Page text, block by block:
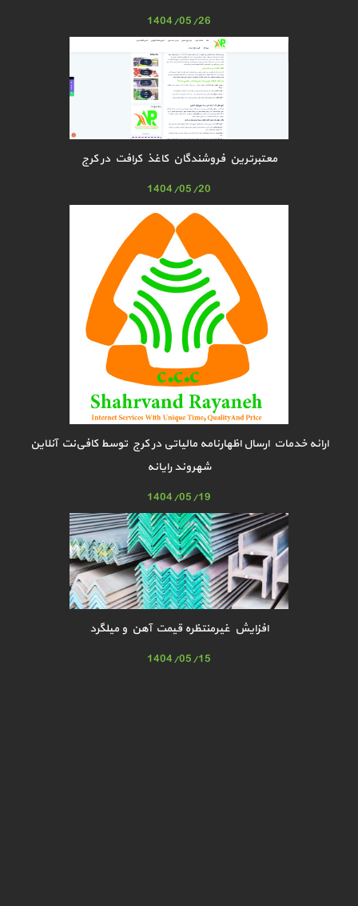
1404/05/26
معتبرترین فروشندگان کاغذ کرافت در کرج
1404/05/20
ارائه خدمات ارسال اظهارنامه مالیاتی در کرج توسط کافی‌نت آنلاین
شهروند رایانه
1404/05/19
افزایش غیرمنتظره قیمت آهن و میلگرد
1404/05/15